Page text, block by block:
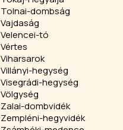
Tolnai-dombság
Vajdaság
Velencei-tó
Vértes
Viharsarok
Villányi-hegység
Visegrádi-hegység
Völgység
Zalai-dombvidék
Zempléni-hegyvidék